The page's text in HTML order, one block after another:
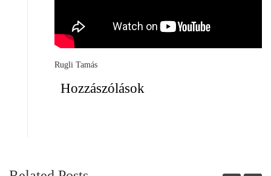
Rugli Tamás
Hozzászólások